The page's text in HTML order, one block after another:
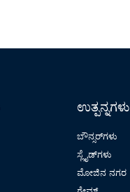
ಉತ್ಪನ್ನಗಳು
ಬೌನ್ಸರ್‌ಗಳು
ಸ್ಲೈಡ್‌ಗಳು
ಮೋಜಿನ ನಗರ